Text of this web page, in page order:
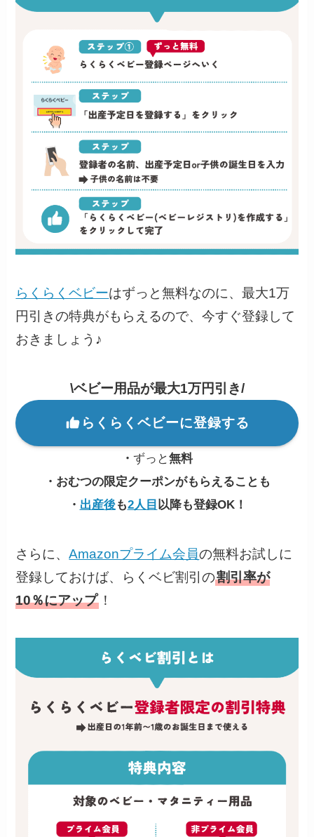
らくらくベビーはずっと無料なのに、最大1万
円引きの特典がもらえるので、今すぐ登録して
おきましょう♪
\ベビー用品が最大1万円引き/
らくらくベビーに登録する
・ ずっと無料
・おむつの限定クーポンがもらえることも
・ 出産後も2人目 以降も登録OK！
さらに、Amazonプライム会員の無料お試しに
登録しておけば、らくベビ割引の割引率が
10％にアップ ！